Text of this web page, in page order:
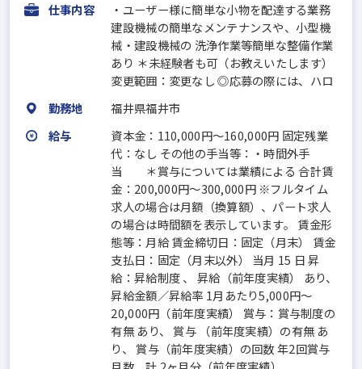
仕事内容
・ユーザー様に簡単な小物を配達する業務
建設機械の簡単なメンテナンスや、小型機
械・建設機械の 洗浄作業等簡単な整備作業
あり ＊未経験者も可（お教えいたします）
変更範囲：変更なし ◎応募の際には、ハロ
勤務地
福井県福井市
給与
資本金：110,000円〜160,000円 固定残業
代：なし その他の手当等：・時間外手
当 ＊賞与については業績による 合計賃
金：200,000円～300,000円 ※フルタイム
求人の場合は月額（換算額）、パート求人
の場合は時間額を表示しています。 賃金形
態等：月給 賃金締切日：固定（月末） 賃金
支払日：固定（月末以外） 当月 15 日 昇
給：昇給制度 、 昇給（前年度実績） あり、
昇給金額／昇給率 1月あたり5,000円～
20,000円（前年度実績） 賞与：賞与制度の
有無 あり、 賞与 （前年度実績）の有無 あ
り、 賞与（前年度実績）の回数 年2回賞与